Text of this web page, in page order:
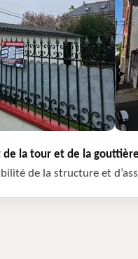
de la tour et de la gouttière
de la structure et